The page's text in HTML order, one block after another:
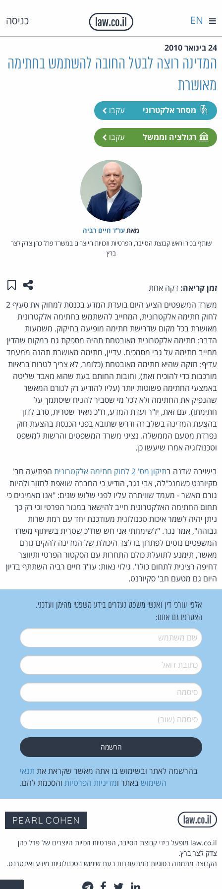
כניסה EN
24 בינואר 2010
המדינה רוצה לבטל החובה להשתמש בחתימה
מאושרת
מסחר אלקטרוני עקבו
רגולציה וממשל עקבו
מאת‏עו"ד חיים רביה
שותף בכיר וראש קבוצת הסייבר, הפרטיות וזכויות היוצרים במשרד פרל כהן צדק לצר
ברץ
זמן קריאה: דקה אחת שתפו
משרד המשפטים הציע היום בועדת המדע בכנסת למחוק את סעיף 2
לחוק חתימה אלקטרונית, המחייב להשתמש בחתימה אלקטרונית
מאושרת בכל מקום שדרישת חתימה מופיעה בחיקוק. משמעות
הדבר: חתימה אלקטרונית מאובטחת תהיה מספקת גם במקום שהדין
מחייב חתימה על גבי מסמכים. עדיין, חתימה מאושרת תהנה ממעמד
עדיף: חזקה שהיא חתימה מאובטחת (כלומר, לא צריך לטרוח בראיות
מורכבות כדי להוכיח זאת), וחובות החותם בעת שהוא מאבד שליטה
באמצעי החתימה פשוטות יותר (עליו להודיע רק לגורם המאשר
שהנפיק את החתימה ולא לכל מי שסביר להניח שיסתמך על
חתימתו). עם זאת, יו"ר ועדת המדע, ח"כ מאיר שטרית, סרב לדון
בהצעת המדינה בשלב זה ודרש שתובא בפני הכנסת בהצעת חוק
נפרדת מטעם הממשלה. נציגי משרד המשפטים והרשות למשפט
וטכנולוגיה אמרו שיעשו כן.
בישיבה שדנה בתיקון מס' 2 לחוק חתימה אלקטרונית
הפתיעה חב'
סקיורנט כשמנכ"לה, אבי נגר, הודיע כי החברה שואפת לחזור ולהיות
גורם מאשר - מעמד שוויתרה עליו לפני שלוש שנים: "אנו מאמינים כי
תחום החתימה האלקטרונית חייב להישאר במגזר הפרטי וכי רק כך
ניתן יהיה לשמר איכות טכנולוגית מעודכנת יחד עם רמת שרות
גבוהה", אמר נגר. "לשימחתי אני חש שח"כ שטרית בשיתוף משרד
המשפטים נוטים לפתרון בו לצד היכולת של המדינה להקים גורם
מאשר, תימנע לתועלת כולם התחרות עם הסקטור הפרטי ותיווצר
דחיפה רצינית לתחום כולו". גילוי נאות: עו"ד חיים רביה השתתף בדיון
היום גם מטעם חב' סקיורנט.
אלפי עורכי דין ואנשי משפט נעזרים בידע משפטי מהימן ועדכני.
הצטרפו גם אתם:
שם משתמש*
דואל*
סיסמה*
סיסמה (שוב)*
בהרשמה לאתר ובשימוש בו אתה מאשר שקראת את תנאי
השימוש באתר ומדיניות הפרטיות והסכמת להם.
law.co.il מופעל בידי קבוצת הסייבר, הפרטיות וזכויות היוצרים של פרל כהן
צדק לצר ברץ.
הקבוצה מתמחה בסוגיות המתעוררות בעת שימוש בטכנולוגיות מידע ואינטרנט.